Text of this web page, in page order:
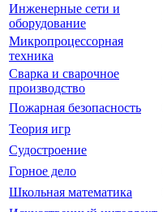
Инженерные сети и
оборудование
Микропроцессорная
техника
Сварка и сварочное
производство
Пожарная безопасность
Теория игр
Судостроение
Горное дело
Школьная математика